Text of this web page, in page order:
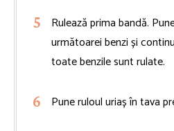
Rulează prima bandă.
următoarei benzi și
toate benzile sunt rulate.
Pune ruloul uriaș în tava